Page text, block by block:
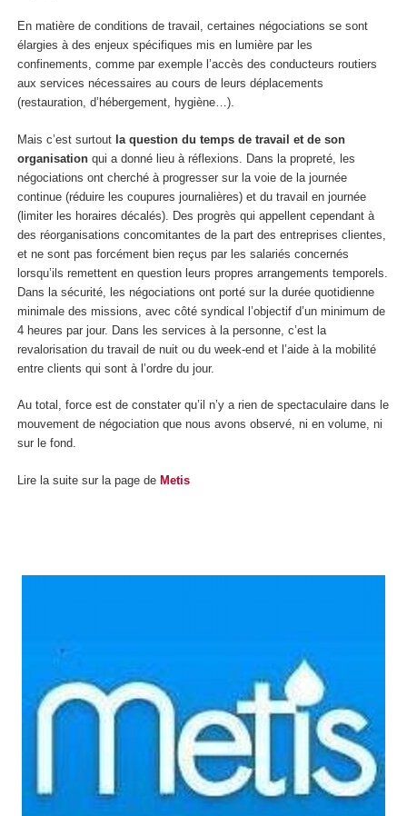
En matière de conditions de travail, certaines négociations se sont
élargies à des enjeux spécifiques mis en lumière par les
confinements, comme par exemple l’accès des conducteurs routiers
aux services nécessaires au cours de leurs déplacements
(restauration, d’hébergement, hygiène…).
Mais c’est surtout la question du temps de travail et de son
organisation qui a donné lieu à réflexions. Dans la propreté, les
négociations ont cherché à progresser sur la voie de la journée
continue (réduire les coupures journalières) et du travail en journée
(limiter les horaires décalés). Des progrès qui appellent cependant à
des réorganisations concomitantes de la part des entreprises clientes,
et ne sont pas forcément bien reçus par les salariés concernés
lorsqu’ils remettent en question leurs propres arrangements temporels.
Dans la sécurité, les négociations ont porté sur la durée quotidienne
minimale des missions, avec côté syndical l’objectif d’un minimum de
4 heures par jour. Dans les services à la personne, c’est la
revalorisation du travail de nuit ou du week-end et l’aide à la mobilité
entre clients qui sont à l’ordre du jour.
Au total, force est de constater qu’il n’y a rien de spectaculaire dans le
mouvement de négociation que nous avons observé, ni en volume, ni
sur le fond.
Lire la suite sur la page de Metis